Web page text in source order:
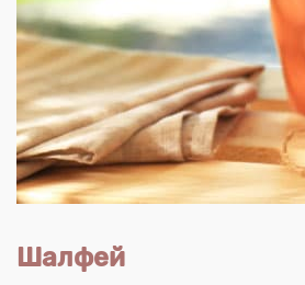
Шалфей